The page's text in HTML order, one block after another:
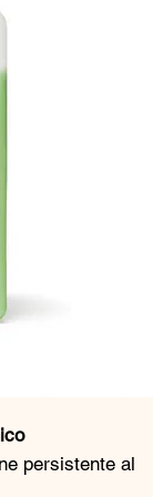
persistente al